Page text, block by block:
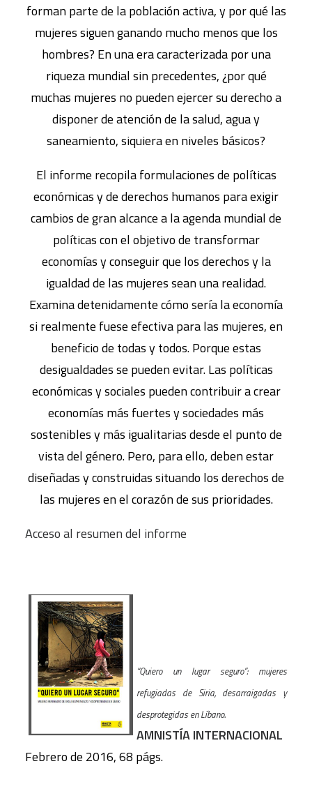
forman parte de la población activa, y por qué las
mujeres siguen ganando mucho menos que los
hombres? En una era caracterizada por una
riqueza mundial sin precedentes, ¿por qué
muchas mujeres no pueden ejercer su derecho a
disponer de atención de la salud, agua y
saneamiento, siquiera en niveles básicos?
El informe recopila formulaciones de políticas
económicas y de derechos humanos para exigir
cambios de gran alcance a la agenda mundial de
políticas con el objetivo de transformar
economías y conseguir que los derechos y la
igualdad de las mujeres sean una realidad.
Examina detenidamente cómo sería la economía
si realmente fuese efectiva para las mujeres, en
beneficio de todas y todos. Porque estas
desigualdades se pueden evitar. Las políticas
económicas y sociales pueden contribuir a crear
economías más fuertes y sociedades más
sostenibles y más igualitarias desde el punto de
vista del género. Pero, para ello, deben estar
diseñadas y construidas situando los derechos de
las mujeres en el corazón de sus prioridades.
Acceso al resumen del informe
“Quiero un lugar seguro”: mujeres
refugiadas de Siria, desarraigadas y
desprotegidas en Líbano.
AMNISTÍA INTERNACIONAL
Febrero de 2016, 68 págs.